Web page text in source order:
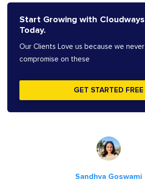
Start Growing with Cloudways
Today.
Our Clients Love us because we never
compromise on these
GET STARTED FREE
Sandhya Goswami